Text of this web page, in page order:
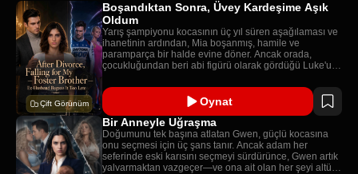
Çift Görünüm
Boşandıktan Sonra, Üvey Kardeşime Aşık
Oldum
Yarış şampiyonu kocasının üç yıl süren aşağılaması ve
ihanetinin ardından, Mia boşanmış, hamile ve
paramparça bir halde evine döner. Ancak orada,
çocukluğundan beri abi figürü olarak gördüğü Luke'un
öğrenir.
Oynat
Bir Anneyle Uğraşma
Doğumunu tek başına atlatan Gwen, güçlü kocasına
onu seçmesi için üç şans tanır. Ancak adam her
seferinde eski karısını seçmeyi sürdürünce, Gwen artık
yalvarmaktan vazgeçer—ve ona ait olan her şeyi altüst